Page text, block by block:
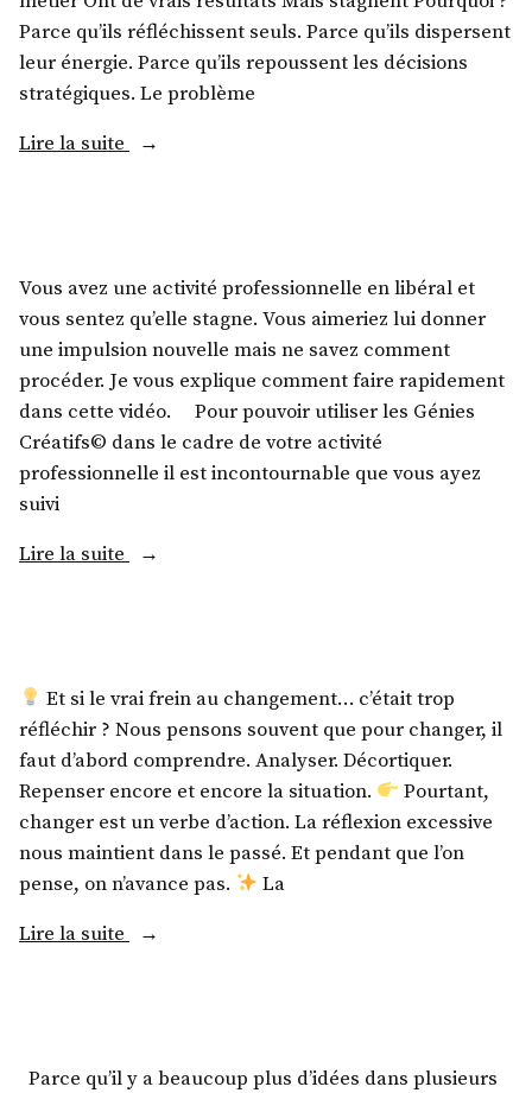
Parce qu’ils réfléchissent seuls. Parce qu’ils dispersent
leur énergie. Parce qu’ils repoussent les décisions
stratégiques. Le problème
Lire la suite
Vous avez une activité professionnelle en libéral et
vous sentez qu’elle stagne. Vous aimeriez lui donner
une impulsion nouvelle mais ne savez comment
procéder. Je vous explique comment faire rapidement
dans cette vidéo. Pour pouvoir utiliser les Génies
Créatifs© dans le cadre de votre activité
professionnelle il est incontournable que vous ayez
suivi
Lire la suite
Et si le vrai frein au changement… c’était trop
réfléchir ? Nous pensons souvent que pour changer, il
faut d’abord comprendre. Analyser. Décortiquer.
Repenser encore et encore la situation.
Pourtant,
changer est un verbe d’action. La réflexion excessive
nous maintient dans le passé. Et pendant que l’on
pense, on n’avance pas.
La
Lire la suite
Parce qu’il y a beaucoup plus d’idées dans plusieurs